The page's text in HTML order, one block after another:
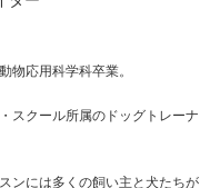
物応用科学科卒業。
スクール所属のドッグトレーナ
ンには多くの飼い主と犬たちが